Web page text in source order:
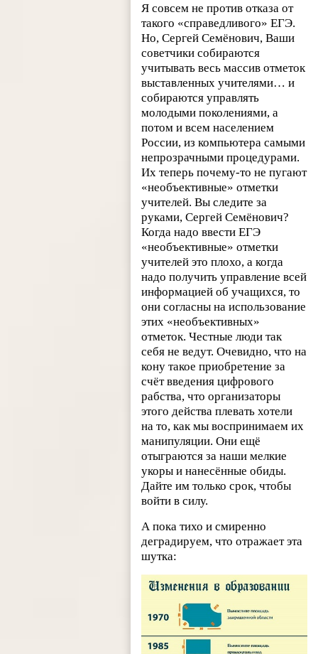
Я совсем не против отказа от
такого «справедливого» ЕГЭ.
Но, Сергей Семёнович, Ваши
советчики собираются
учитывать весь массив отметок
выставленных учителями… и
собираются управлять
молодыми поколениями, а
потом и всем населением
России, из компьютера самыми
непрозрачными процедурами.
Их теперь почему-то не пугают
«необъективные» отметки
учителей. Вы следите за
руками, Сергей Семёнович?
Когда надо ввести ЕГЭ
«необъективные» отметки
учителей это плохо, а когда
надо получить управление всей
информацией об учащихся, то
они согласны на использование
этих «необъективных»
отметок. Честные люди так
себя не ведут. Очевидно, что на
кону такое приобретение за
счёт введения цифрового
рабства, что организаторы
этого действа плевать хотели
на то, как мы воспринимаем их
манипуляции. Они ещё
отыграются за наши мелкие
укоры и нанесённые обиды.
Дайте им только срок, чтобы
войти в силу.
А пока тихо и смиренно
деградируем, что отражает эта
шутка: